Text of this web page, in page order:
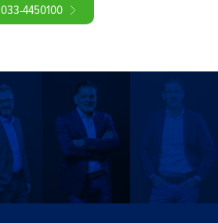
033-4450100